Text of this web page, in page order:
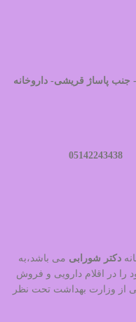
جنب پاساژ قریشی- داروخانه
دکتر شورابی می باشد،به
از سال 94 فعالیت خود را در اقلام دارویی و فروش
از وزارت بهداشت تحت نظر